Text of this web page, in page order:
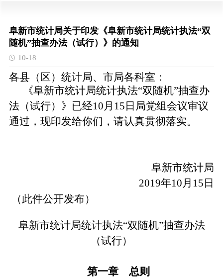
阜新市统计局关于印发《阜新市统计局统计执法“双
随机”抽查办法（试行）》的通知
10-18
各县（区）统计局、市局各科室：
《阜新市统计局统计执法“双随机”抽查办
法（试行）》已经10月15日局党组会议审议
通过，现印发给你们，请认真贯彻落实。
阜新市统计局
2019年10月15日
（此件公开发布）
阜新市统计局统计执法“双随机”抽查办法
（试行）
第一章 总则